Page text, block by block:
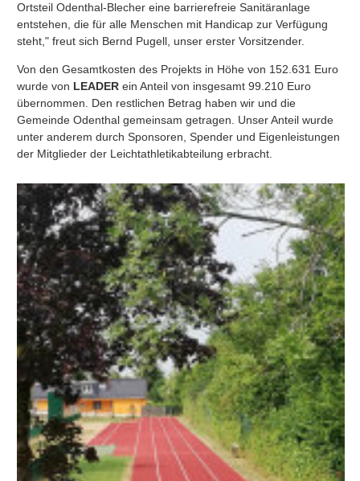
Ortsteil Odenthal-Blecher eine barrierefreie Sanitäranlage
entstehen, die für alle Menschen mit Handicap zur Verfügung
steht," freut sich Bernd Pugell, unser erster Vorsitzender.
Von den Gesamtkosten des Projekts in Höhe von 152.631 Euro
wurde von LEADER ein Anteil von insgesamt 99.210 Euro
übernommen. Den restlichen Betrag haben wir und die
Gemeinde Odenthal gemeinsam getragen. Unser Anteil wurde
unter anderem durch Sponsoren, Spender und Eigenleistungen
der Mitglieder der Leichtathletikabteilung erbracht.